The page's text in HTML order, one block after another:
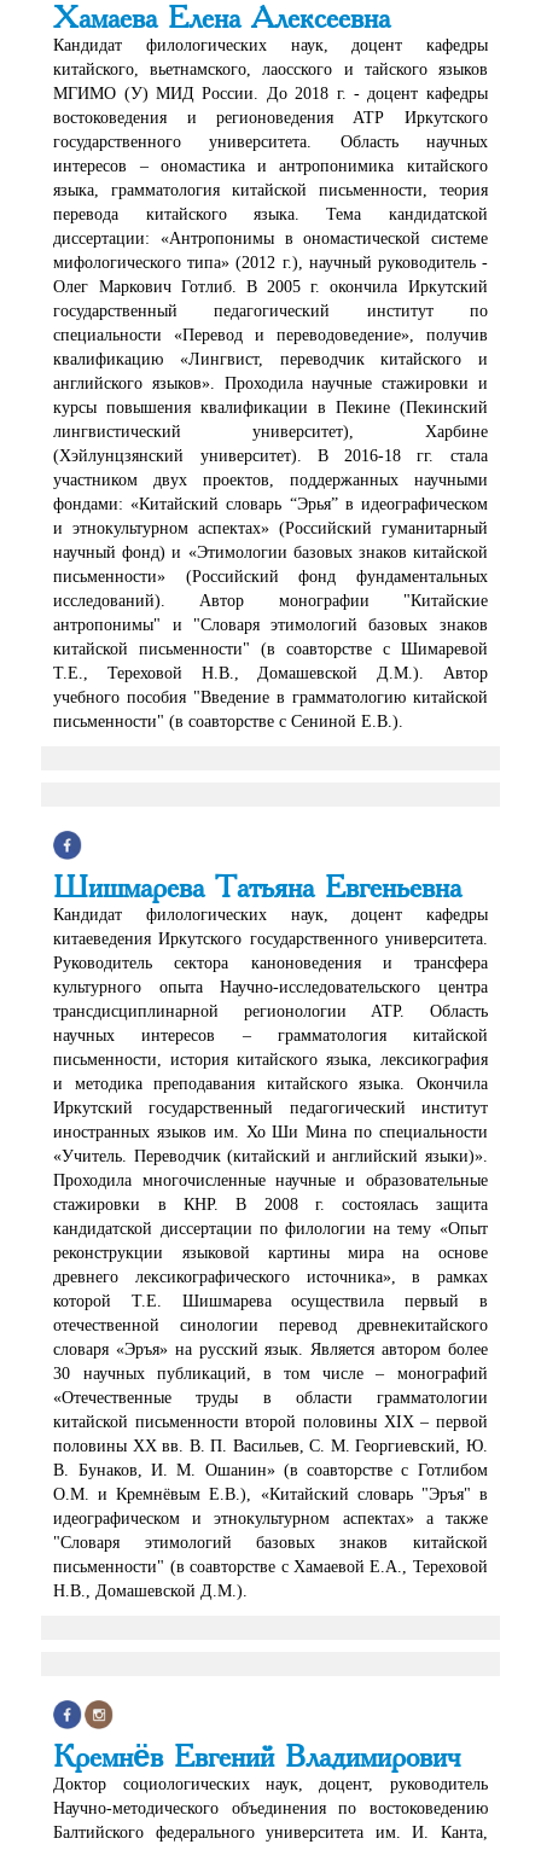
Хамаева Елена Алексеевна
Кандидат филологических наук, доцент кафедры
китайского, вьетнамского, лаосского и тайского языков
МГИМО (У) МИД России. До 2018 г. - доцент кафедры
востоковедения и регионоведения АТР Иркутского
государственного университета. Область научных
интересов – ономастика и антропонимика китайского
языка, грамматология китайской письменности, теория
перевода китайского языка. Тема кандидатской
диссертации: «Антропонимы в ономастической системе
мифологического типа» (2012 г.), научный руководитель -
Олег Маркович Готлиб. В 2005 г. окончила Иркутский
государственный педагогический институт по
специальности «Перевод и переводоведение», получив
квалификацию «Лингвист, переводчик китайского и
английского языков». Проходила научные стажировки и
курсы повышения квалификации в Пекине (Пекинский
лингвистический университет), Харбине
(Хэйлунцзянский университет). В 2016-18 гг. стала
участником двух проектов, поддержанных научными
фондами: «Китайский словарь “Эрья” в идеографическом
и этнокультурном аспектах» (Российский гуманитарный
научный фонд) и «Этимологии базовых знаков китайской
письменности» (Российский фонд фундаментальных
исследований). Автор монографии "Китайские
антропонимы" и "Словаря этимологий базовых знаков
китайской письменности" (в соавторстве с Шимаревой
Т.Е., Тереховой Н.В., Домашевской Д.М.). Автор
учебного пособия "Введение в грамматологию китайской
письменности" (в соавторстве с Сениной Е.В.).
Шишмарева Татьяна Евгеньевна
Кандидат филологических наук, доцент кафедры
китаеведения Иркутского государственного университета.
Руководитель сектора каноноведения и трансфера
культурного опыта Научно-исследовательского центра
трансдисциплинарной регионологии АТР. Область
научных интересов – грамматология китайской
письменности, история китайского языка, лексикография
и методика преподавания китайского языка. Окончила
Иркутский государственный педагогический институт
иностранных языков им. Хо Ши Мина по специальности
«Учитель. Переводчик (китайский и английский языки)».
Проходила многочисленные научные и образовательные
стажировки в КНР. В 2008 г. состоялась защита
кандидатской диссертации по филологии на тему «Опыт
реконструкции языковой картины мира на основе
древнего лексикографического источника», в рамках
которой Т.Е. Шишмарева осуществила первый в
отечественной синологии перевод древнекитайского
словаря «Эръя» на русский язык. Является автором более
30 научных публикаций, в том числе – монографий
«Отечественные труды в области грамматологии
китайской письменности второй половины XIX – первой
половины XX вв. В. П. Васильев, С. М. Георгиевский, Ю.
В. Бунаков, И. М. Ошанин» (в соавторстве с Готлибом
О.М. и Кремнёвым Е.В.), «Китайский словарь "Эръя" в
идеографическом и этнокультурном аспектах» а также
"Словаря этимологий базовых знаков китайской
письменности" (в соавторстве с Хамаевой Е.А., Тереховой
Н.В., Домашевской Д.М.).
Кремнёв Евгений Владимирович
Доктор социологических наук, доцент, руководитель
Научно-методического объединения по востоковедению
Балтийского федерального университета им. И. Канта,